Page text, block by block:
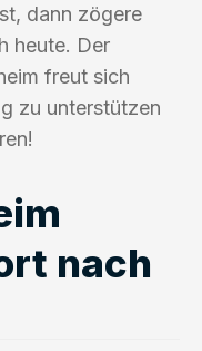
dann zögere
heute. Der
freut sich
zu unterstützen
nach